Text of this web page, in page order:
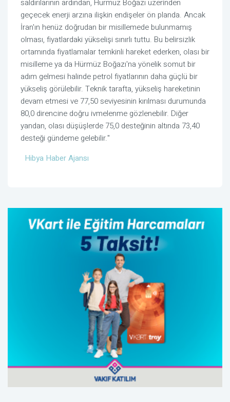
saldırılarının ardından, Hürmüz Boğazı üzerinden
geçecek enerji arzına ilişkin endişeler ön planda. Ancak
İran'ın henüz doğrudan bir misillemede bulunmamış
olması, fiyatlardaki yükselişi sınırlı tuttu. Bu belirsizlik
ortamında fiyatlamalar temkinli hareket ederken, olası bir
misilleme ya da Hürmüz Boğazı'na yönelik somut bir
adım gelmesi halinde petrol fiyatlarının daha güçlü bir
yükseliş görülebilir. Teknik tarafta, yükseliş hareketinin
devam etmesi ve 77,50 seviyesinin kırılması durumunda
80,0 direncine doğru ivmelenme gözlenebilir. Diğer
yandan, olası düşüşlerde 75,0 desteğinin altında 73,40
desteği gündeme gelebilir."
Hibya Haber Ajansı